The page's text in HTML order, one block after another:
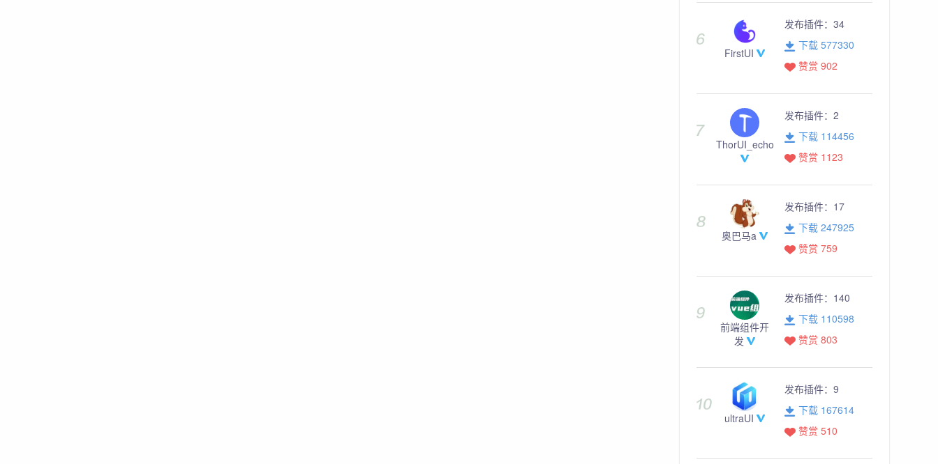
FirstUI
发布插件： 34
下载 577330
赞赏 902
ThorUI_echo
发布插件： 2
下载 114456
赞赏 1123
奥巴马a
发布插件： 17
下载 247925
赞赏 759
前端组件开
发
发布插件： 140
下载 110598
赞赏 803
ultraUI
发布插件： 9
下载 167614
赞赏 510